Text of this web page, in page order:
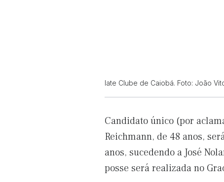
Iate Clube de Caiobá. Foto: João
Candidato único (por
Reichmann, de 48 anos,
anos, sucedendo a José
posse será realizada no